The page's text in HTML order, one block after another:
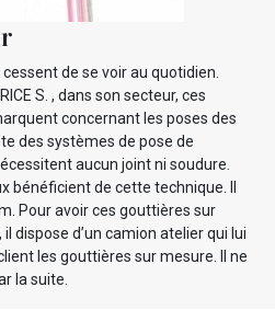
de se voir au quotidien.
S. , dans son secteur, ces
concernant les poses des
des systèmes de pose de
aucun joint ni soudure.
de cette technique. Il
Pour avoir ces gouttières sur
dispose d’un camion atelier qui lui
les gouttières sur mesure. Il ne
la suite.